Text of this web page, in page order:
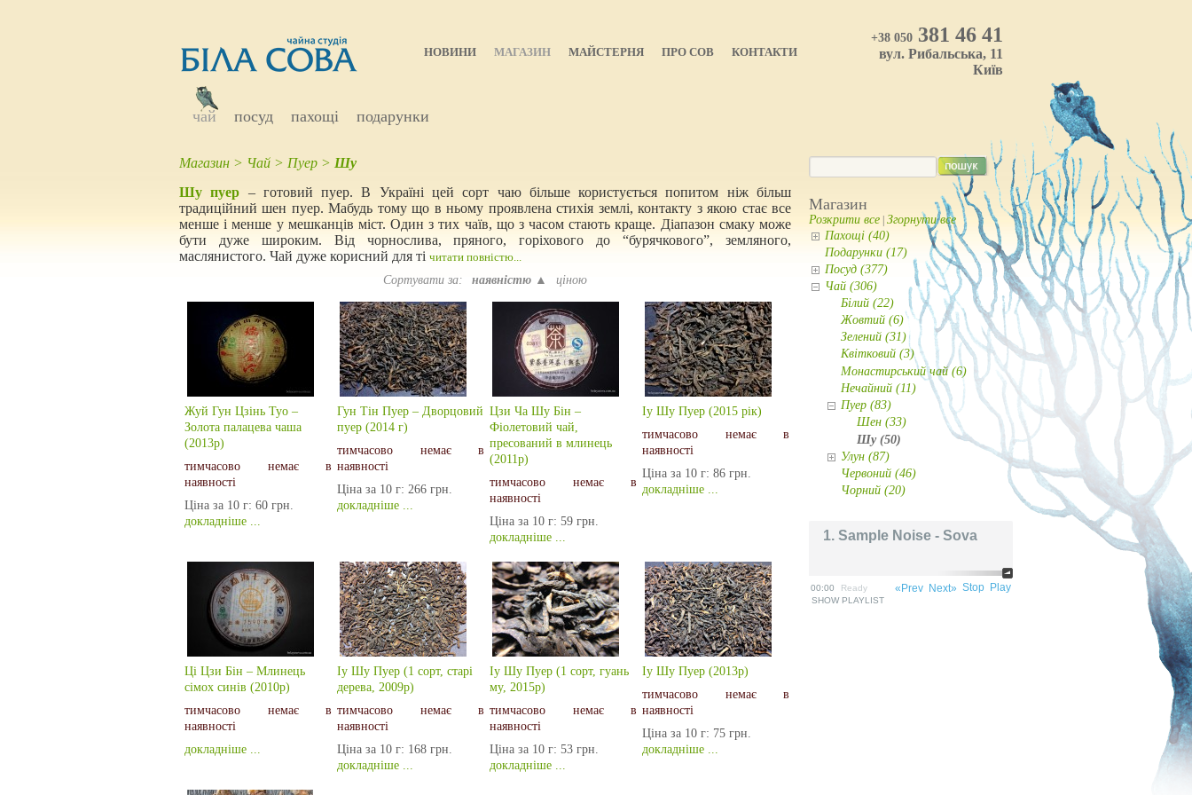
НОВИНИ МАГАЗИН МАЙСТЕРНЯ ПРО СОВ КОНТАКТИ
+38 050 381 46 41
вул. Рибальська, 11
Київ
чай посуд пахощі подарунки
Магазин > Чай > Пуер > Шу
Шу пуер – готовий пуер. В Україні цей сорт чаю більше користується попитом ніж більш
традиційний шен пуер. Мабудь тому що в ньому проявлена стихія землі, контакту з якою стає все
менше і менше у мешканців міст. Один з тих чаїв, що з часом стають краще. Діапазон смаку може
бути дуже широким. Від чорнослива, пряного, горіхового до “бурячкового”, земляного,
маслянистого. Чай дуже корисний для ті читати повністю...
Сортувати за:
наявністю ▲ ціною
Жуй Гун Цзінь Туо –
Золота палацева чаша
(2013р)
тимчасово немає в
наявності
Ціна за 10 г: 60 грн.
докладніше ...
Гун Тін Пуер – Дворцовий
пуер (2014 г)
тимчасово немає в
наявності
Ціна за 10 г: 266 грн.
докладніше ...
Цзи Ча Шу Бін –
Фіолетовий чай,
пресований в млинець
(2011р)
тимчасово немає в
наявності
Ціна за 10 г: 59 грн.
докладніше ...
Іу Шу Пуер (2015 рік)
тимчасово немає в
наявності
Ціна за 10 г: 86 грн.
докладніше ...
Ці Цзи Бін – Млинець
сімох синів (2010р)
тимчасово немає в
наявності
докладніше ...
Іу Шу Пуер (1 сорт, старі
дерева, 2009р)
тимчасово немає в
наявності
Ціна за 10 г: 168 грн.
докладніше ...
Іу Шу Пуер (1 сорт, гуань
му, 2015р)
тимчасово немає в
наявності
Ціна за 10 г: 53 грн.
докладніше ...
Іу Шу Пуер (2013р)
тимчасово немає в
наявності
Ціна за 10 г: 75 грн.
докладніше ...
Магазин
Розкрити все Згорнути все
Пахощі (40)
Подарунки (17)
Посуд (377)
Чай (306)
Білий (22)
Жовтий (6)
Зелений (31)
Квітковий (3)
Монастирський чай (6)
Нечайний (11)
Пуер (83)
Шен (33)
Шу (50)
Улун (87)
Червоний (46)
Чорний (20)
1. Sample Noise - Sova
00:00 Ready Play
Stop
Next»
«Prev
SHOW PLAYLIST